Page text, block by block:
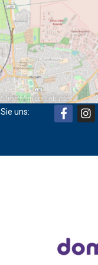
contributors
uns: